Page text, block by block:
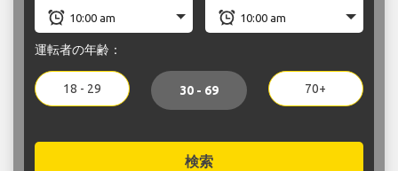
運転者の年齢：
18 - 29 30 - 69 70+
検索